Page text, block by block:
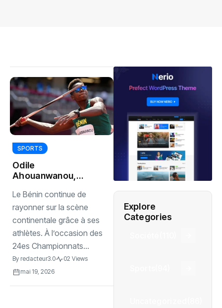
SPORTS
Odile
Ahouanwanou,
pour la quatrième
fois consécutive
Le Bénin continue de
rayonner sur la scène
continentale grâce à ses
athlètes. À l’occasion des
24es Championnats...
By redacteur3.0
02 Views
mai 19, 2026
Explore
Categories